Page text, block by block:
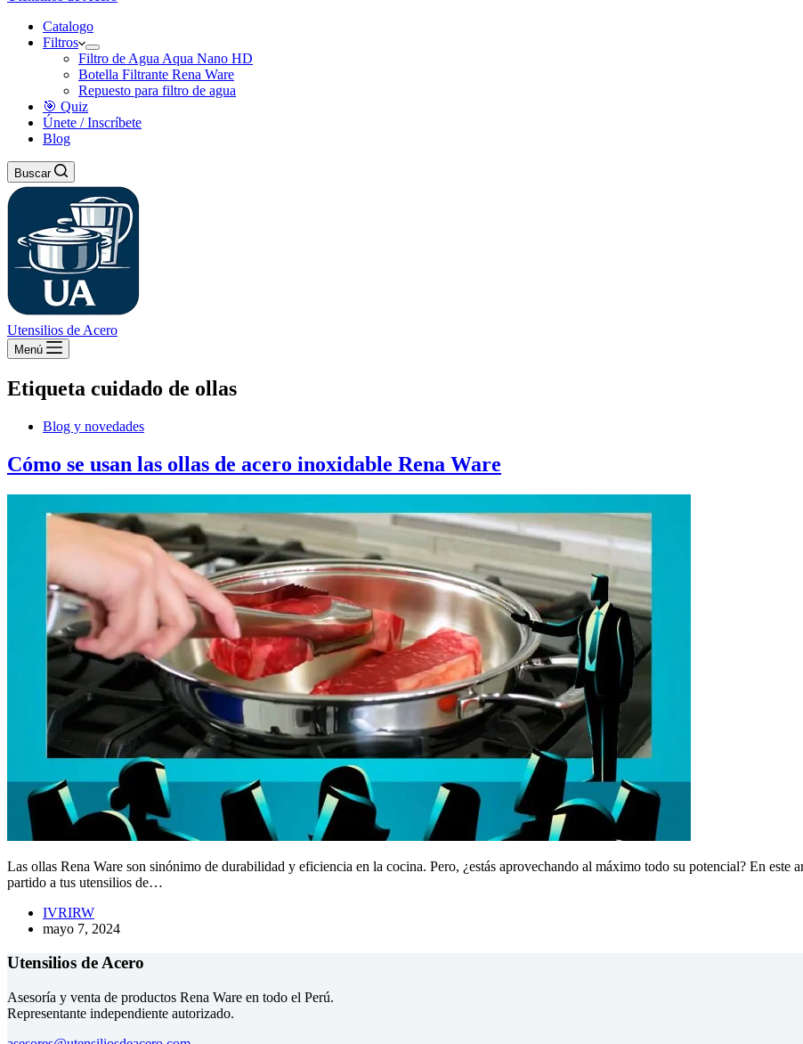
Catalogo
Filtros
Filtro de Agua Aqua Nano HD
Botella Filtrante Rena Ware
Repuesto para filtro de agua
🎯 Quiz
Únete / Inscríbete
Blog
Buscar
Utensilios de Acero
Menú
Etiqueta cuidado de ollas
Blog y novedades
Cómo se usan las ollas de acero inoxidable Rena Ware
Las ollas Rena Ware son sinónimo de durabilidad y eficiencia en la cocina. Pero, ¿estás aprovechando al máximo todo su potencial? En este
partido a tus utensilios de…
IVRIRW
mayo 7, 2024
Utensilios de Acero
Asesoría y venta de productos Rena Ware en todo el Perú.
Representante independiente autorizado.